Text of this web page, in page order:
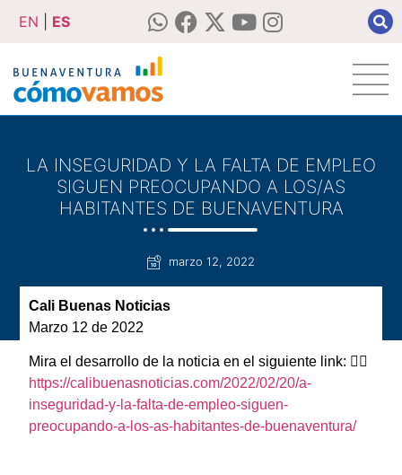
EN ES
LA INSEGURIDAD Y LA FALTA DE EMPLEO
SIGUEN PREOCUPANDO A LOS/AS
HABITANTES DE BUENAVENTURA
marzo 12, 2022
Cali Buenas Noticias
Marzo 12 de 2022
Mira el desarrollo de la noticia en el siguiente link: 👇🏽
https://calibuenasnoticias.com/2022/02/20/a-
inseguridad-y-la-falta-de-empleo-siguen-
preocupando-a-los-as-habitantes-de-buenaventura/